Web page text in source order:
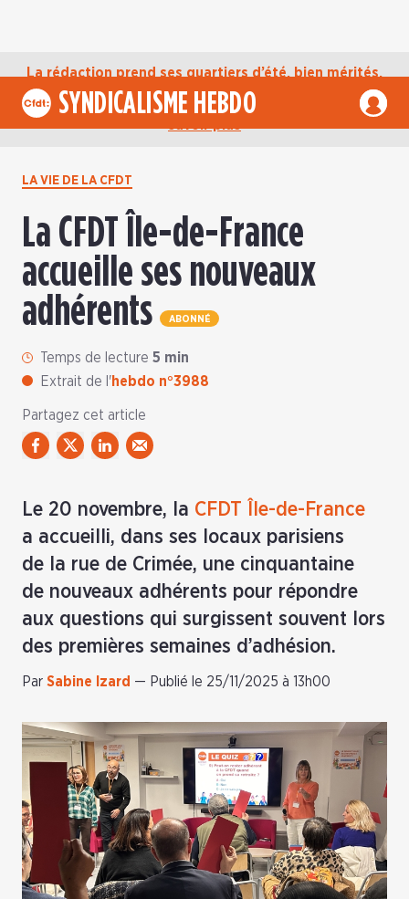
La rédaction prend ses quartiers d’été, bien mérités,
jusqu’au mardi 1er septembre. D’ici là, retrouvez
l’actualité de la CFDT sur notre compte Bluesky. En
SYNDICALISME HEBDO
LA VIE DE LA CFDT
La CFDT Île-de-France
accueille ses nouveaux
adhérents
ABONNÉ
Temps de lecture 5 min
Extrait de l'hebdo n°3988
Partagez cet article
Le 20 novembre, la CFDT Île-de-France
a accueilli, dans ses locaux parisiens
de la rue de Crimée, une cinquantaine
de nouveaux adhérents pour répondre
aux questions qui surgissent souvent lors
des premières semaines d’adhésion.
Par Sabine Izard — Publié le 25/11/2025 à 13h00